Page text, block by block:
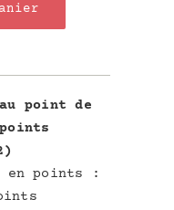
point de
en points :